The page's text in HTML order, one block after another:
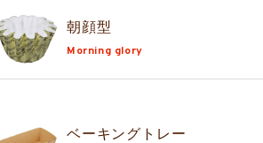
朝顔型
Morning glory
ベーキングトレー